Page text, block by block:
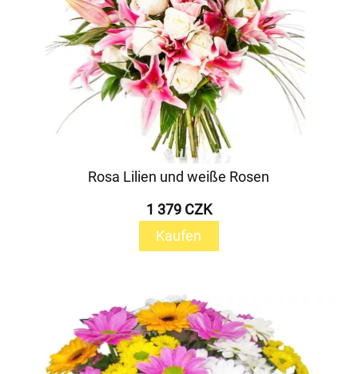
Rosa Lilien und weiße Rosen
1 379 CZK
Kaufen